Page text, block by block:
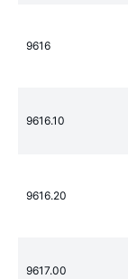
9616
9616.10
9616.20
9617.00